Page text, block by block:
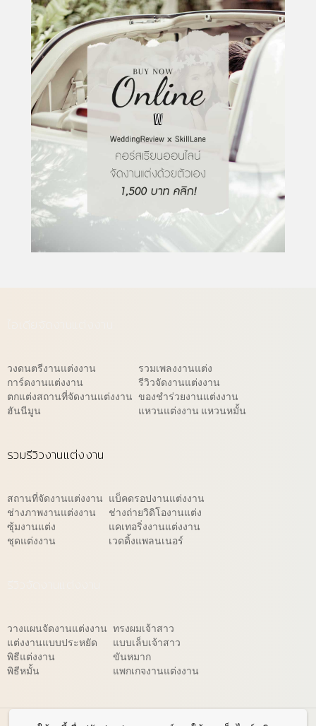
วงดนตรีงานแต่งงาน
การ์ดงานแต่งงาน
ตกแต่งสถานที่จัดงานแต่งงาน
ฮันนีมูน
รวมเพลงงานแต่ง
รีวิวจัดงานแต่งงาน
ของชำร่วยงานแต่งงาน
แหวนแต่งงาน แหวนหมั้น
รวมรีวิวงานแต่งงาน
สถานที่จัดงานแต่งงาน
ช่างภาพงานแต่งงาน
ซุ้มงานแต่ง
ชุดแต่งงาน
แบ็คดรอปงานแต่งงาน
ช่างถ่ายวิดิโองานแต่ง
แคเทอริ่งงานแต่งงาน
เวดดิ้งแพลนเนอร์
วางแผนจัดงานแต่งงาน
แต่งงานแบบประหยัด
พิธีแต่งงาน
พิธีหมั้น
ทรงผมเจ้าสาว
แบบเล็บเจ้าสาว
ขันหมาก
แพกเกจงานแต่งงาน